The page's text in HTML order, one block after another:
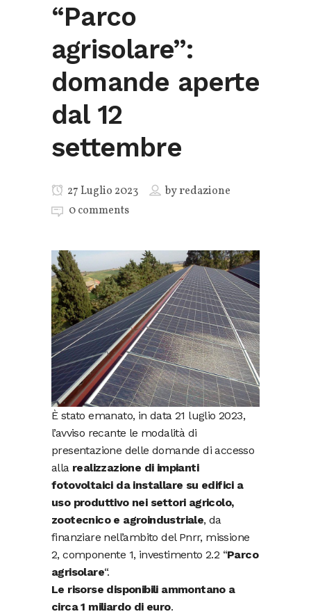
“Parco
agrisolare”:
domande aperte
dal 12
settembre
27 Luglio 2023 byredazione
0 comments
È stato emanato, in data 21 luglio 2023,
l’avviso recante le modalità di
presentazione delle domande di accesso
alla realizzazione di impianti
fotovoltaici da installare su edifici a
uso produttivo nei settori agricolo,
zootecnico e agroindustriale, da
finanziare nell’ambito del Pnrr, missione
2, componente 1, investimento 2.2 “Parco
agrisolare“.
Le risorse disponibili ammontano a
circa 1 miliardo di euro.